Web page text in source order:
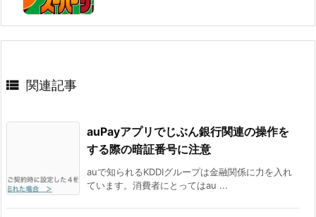
 関連記事
auPayアプリでじぶん銀行関連の操作を
する際の暗証番号に注意
auで知られるKDDIグループは金融関係に力を入れ
ています。消費者にとってはau ...